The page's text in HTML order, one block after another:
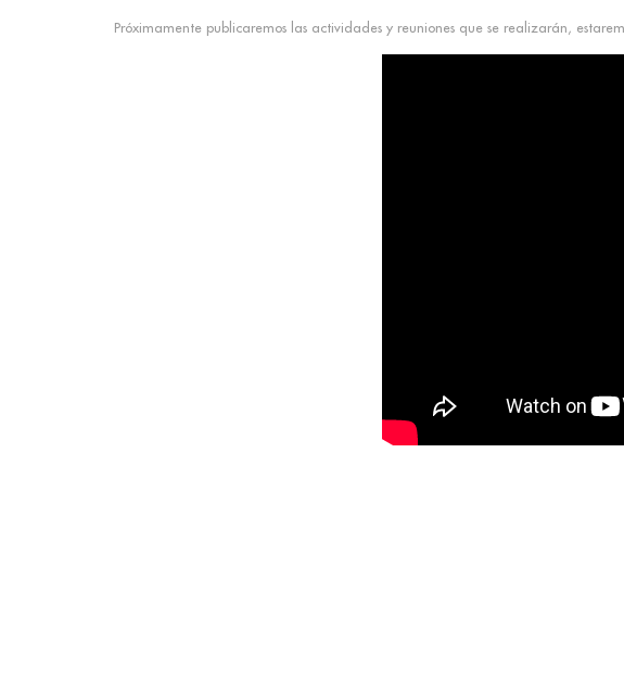
Próximamente publicaremos las actividades y reuniones que se realizarán,